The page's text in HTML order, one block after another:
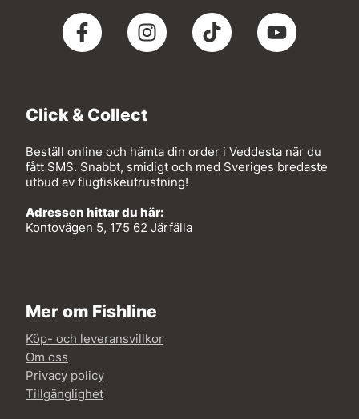
Click & Collect
Beställ online och hämta din order i Veddesta när du
fått SMS. Snabbt, smidigt och med Sveriges bredaste
utbud av flugfiskeutrustning!
Adressen hittar du här:
Kontovägen 5, 175 62 Järfälla
Mer om Fishline
Köp- och leveransvillkor
Om oss
Privacy policy
Tillgänglighet